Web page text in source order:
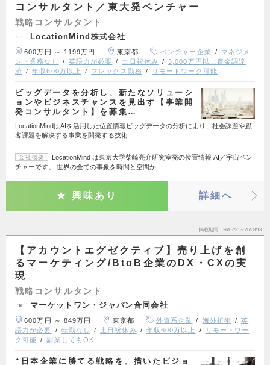
コンサルタント／東大発ベンチャー
戦略コンサルタント
LocationMind株式会社
600万円 ～ 1199万円 東京都 ベンチャー企業
マネジメ
ント業務なし
英語力が必要 土日祝休み
3,000万円以上資金調達
済
年収600万以上 フレックス勤務 リモートワーク可能
ビッグデータを分析し、新たなソリューシ
ョンやビジネスチャンスを見出す【事業開
発コンサルタント】を募集…
LocationMindはAIを活用した位置情報ビッグデータの分析により、社会課題や顧
客課題を解決する事業を開発する技術…
会社概要
LocationMind は東京大学柴崎亮介研究室発の位置情報 AI／宇宙ベン
チャーです。 世界の全ての事象を時間と空間か…
興味あり 詳細へ
掲載期間 26/07/31～26/08/13
【アカウントエグゼクティブ】売り上げを創
るマーケティング/BtoB企業のDX・CXの実
現
戦略コンサルタント
マーケットワン・ジャパン合同会社
600万円 ～ 849万円 東京都 外資系企業 海外折衝
英
語力が必要
転勤なし 土日祝休み 年収600万以上
リモートワー
ク可能
副業してもOK
“日本企業に勝てる戦略を。描いたビジョ